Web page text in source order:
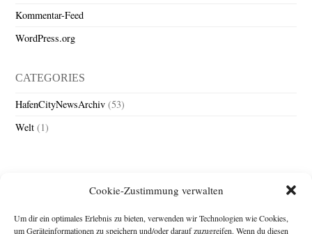
Cookie-Zustimmung verwalten
Um dir ein optimales Erlebnis zu bieten, verwenden wir Technologien wie Cookies,
um Geräteinformationen zu speichern und/oder darauf zuzugreifen. Wenn du diesen
Kommentar-Feed
WordPress.org
CATEGORIES
HafenCityNewsArchiv (53)
Welt (1)